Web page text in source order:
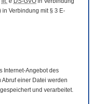
in Verbindung mit § 3 E-
Internet-Angebot des
einer Datei werden
und verarbeitet.